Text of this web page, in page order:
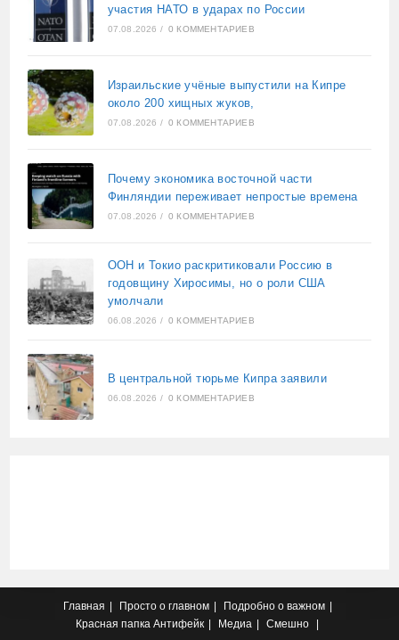
участия НАТО в ударах по России
07.08.2026 / 0 КОММЕНТАРИЕВ
Израильские учёные выпустили на Кипре
около 200 хищных жуков,
07.08.2026 / 0 КОММЕНТАРИЕВ
Почему экономика восточной части
Финляндии переживает непростые времена
07.08.2026 / 0 КОММЕНТАРИЕВ
ООН и Токио раскритиковали Россию в
годовщину Хиросимы, но о роли США
умолчали
06.08.2026 / 0 КОММЕНТАРИЕВ
В центральной тюрьме Кипра заявили
06.08.2026 / 0 КОММЕНТАРИЕВ
Главная Просто о главном
Подробно о важном
Красная папка Антифейк Медиа Смешно